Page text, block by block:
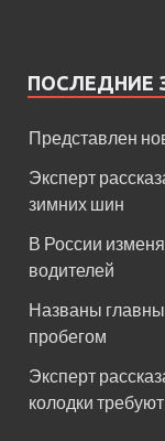
ПОСЛЕДНИЕ
Представлен
Эксперт
зимних шин
В России
водителей
Названы
пробегом
Эксперт
колодки